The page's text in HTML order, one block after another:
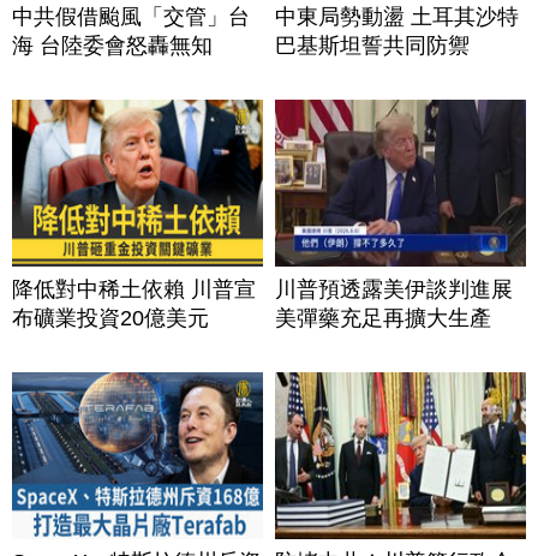
中共假借颱風「交管」台
海 台陸委會怒轟無知
中東局勢動盪 土耳其沙特
巴基斯坦誓共同防禦
降低對中稀土依賴 川普宣
布礦業投資20億美元
川普預透露美伊談判進展
美彈藥充足再擴大生產